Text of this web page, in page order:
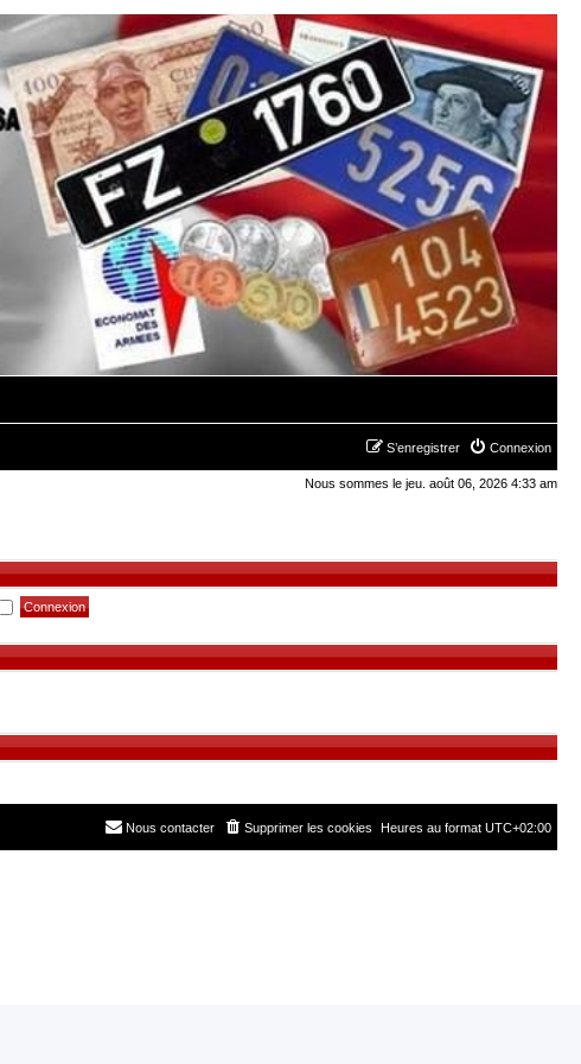
Connexion
S’enregistrer
Nous sommes le jeu. août 06, 2026 4:33 am
Heures au format UTC+02:00
Supprimer les cookies
Nous contacter